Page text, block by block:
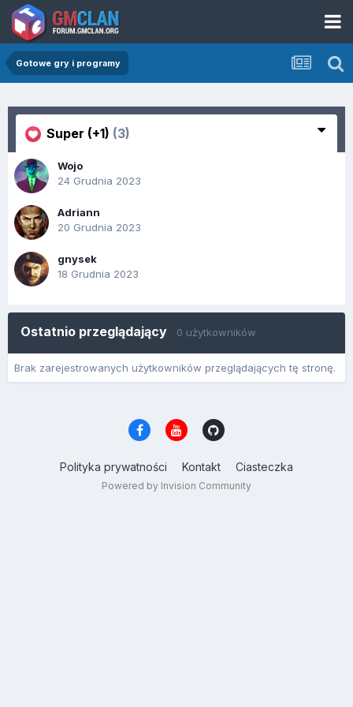
Gotowe gry i programy
Super (+1) (3)
Wojo
24 Grudnia 2023
Adriann
20 Grudnia 2023
gnysek
18 Grudnia 2023
Ostatnio przeglądający 0 użytkowników
Brak zarejestrowanych użytkowników przeglądających tę stronę.
Polityka prywatności Kontakt Ciasteczka
Powered by Invision Community